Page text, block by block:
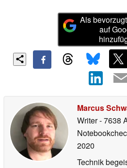
Als
auf
Marcus
Writer- 7638
2020
Technik